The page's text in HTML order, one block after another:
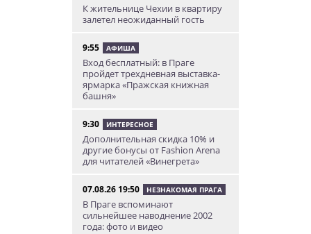
К жительнице Чехии в квартиру
залетел неожиданный гость
9:55 АФИША
Вход бесплатный: в Праге
пройдет трехдневная выставка-
ярмарка «Пражская книжная
башня»
9:30 ИНТЕРЕСНОЕ
Дополнительная скидка 10% и
другие бонусы от Fashion Arena
для читателей «Винегрета»
07.08.26 19:50 НЕЗНАКОМАЯ ПРАГА
В Праге вспоминают
сильнейшее наводнение 2002
года: фото и видео